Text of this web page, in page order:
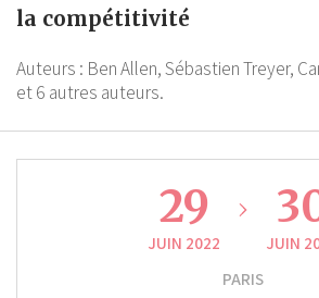
la compétitivité
Auteurs : Ben Allen,Sébastien Treyer,
et 6 autres auteurs.
29
JUIN 2022
JUIN
PARIS